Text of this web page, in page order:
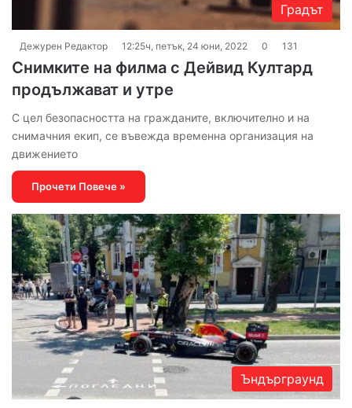
Градът
Дежурен Редактор 12:25ч, петък, 24 юни, 2022 0 131
Снимките на филма с Дейвид Култард
продължават и утре
С цел безопасността на гражданите, включително и на
снимачния екип, се въвежда временна организация на
движението
Прочети Повече »
Ъндърграунд